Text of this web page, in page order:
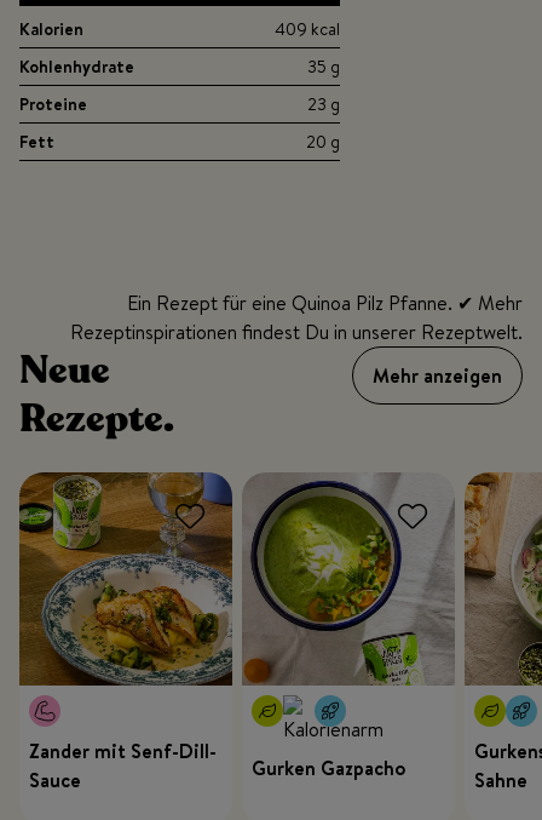
Kalorien
409 kcal
Kohlenhydrate
35 g
Proteine
23 g
Fett
20 g
Ein Rezept für eine Quinoa Pilz Pfanne. ✔ Mehr
Rezeptinspirationen findest Du in unserer Rezeptwelt.
Neue
Rezepte.
Mehr anzeigen
Zander mit Senf-Dill-
Sauce
Gurken Gazpacho
Sahne